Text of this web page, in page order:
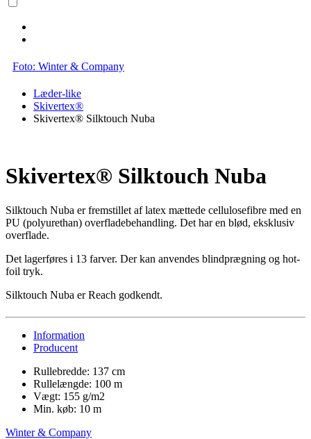
Foto: Winter & Company
Læder-like
Skivertex®
Skivertex® Silktouch Nuba
Skivertex® Silktouch Nuba
Silktouch Nuba er fremstillet af latex mættede cellulosefibre med en
PU (polyurethan) overfladebehandling. Det har en blød, eksklusiv
overflade.
Det lagerføres i 13 farver. Der kan anvendes blindprægning og hot-
foil tryk.
Silktouch Nuba er Reach godkendt.
Information
Producent
Rullebredde: 137 cm
Rullelængde: 100 m
Vægt: 155 g/m2
Min. køb: 10 m
Winter & Company